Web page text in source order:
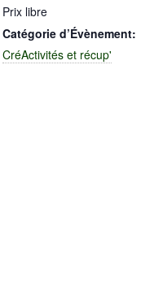
Prix libre
Catégorie d’Évènement:
CréActivités et récup'